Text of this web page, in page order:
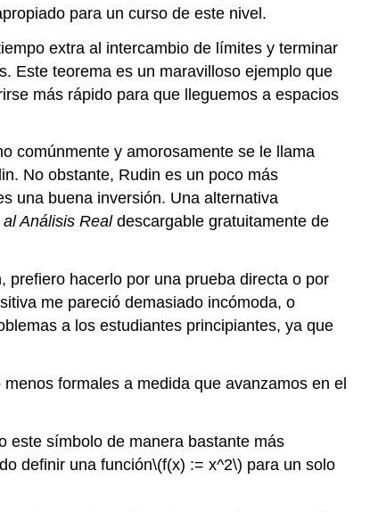
para un curso de este nivel.
extra al intercambio de límites y terminar
Este teorema es un maravilloso ejemplo que
más rápido para que lleguemos a espacios
comúnmente y amorosamente se le llama
No obstante, Rudin es un poco más
una buena inversión. Una alternativa
Análisis Realdescargable gratuitamente de
prefiero hacerlo por una prueba directa o por
me pareció demasiado incómoda, o
a los estudiantes principiantes, ya que
formales a medida que avanzamos en el
este símbolo de manera bastante más
definir una función\(f(x) := x^2\) para un solo